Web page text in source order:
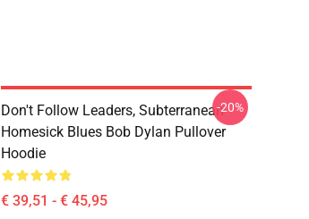
Don't Follow Leaders, Subterranean
Homesick Blues Bob Dylan Pullover
Hoodie
€ 39,51 - € 45,95
-20%